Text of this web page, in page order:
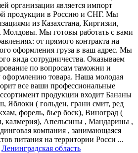
организации является импорт
продукции в Россию и СНГ. Мы
из Казахстана, Киргизии,
Молдовы. Мы готовы работать с вами
от прямого контракта на
оформления груза в ваш адрес. Мы
вида сотрудничества. Оказываем
по вопросам таможни и
оформлению товара. Наша молодая
все ваши профессиональные
продукции входит Бананы
Яблоки ( гольден, грани смит, ред
форель, бьер боск), Виноград (
калмерия), Апельсины , Мандарины ,
компания , занимающаяся
питания на территории Росси ...
Ленинградская область